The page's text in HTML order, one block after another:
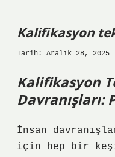
Kalifikasyon
Tarih: Aralık 28, 2025
Kalifikasyon
Davranışları:
İnsan
için hep bir